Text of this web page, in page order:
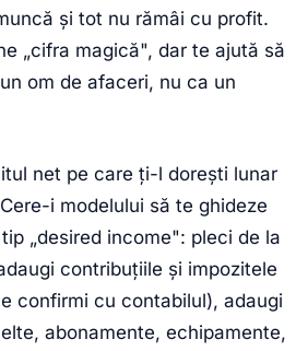
și tot nu rămâi cu profit.
„cifra magică", dar te ajută să
om de afaceri, nu ca un
net pe care ți-l dorești lunar
i modelului să te ghideze
„desired income": pleci de la
contribuțiile și impozitele
confirmi cu contabilul), adaugi
abonamente, echipamente,